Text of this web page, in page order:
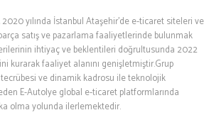
yılında İstanbul Ataşehir’de e-ticaret siteleri ve
satış ve pazarlama faaliyetlerinde bulunmak
ihtiyaç ve beklentileri doğrultusunda 2022
kurarak faaliyet alanını genişletmiştir.Grup
tecrübesi ve dinamik kadrosu ile teknolojik
E-Autolye global e-ticaret platformlarında
olma yolunda ilerlemektedir.